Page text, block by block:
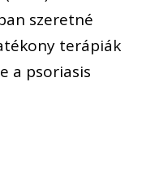
szeretné
terápiák
a psoriasis